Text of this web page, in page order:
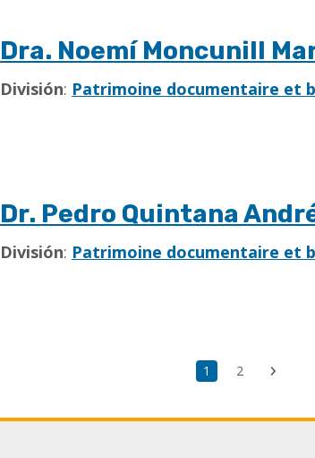
Dra. Noemí Moncunill
División: Patrimoine documentaire et
Dr. Pedro Quintana
División: Patrimoine documentaire et
Page
1 Page
2